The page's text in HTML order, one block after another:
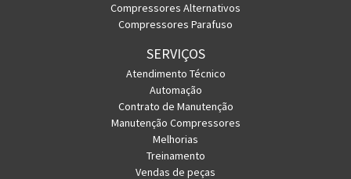
Compressores Alternativos
Compressores Parafuso
SERVIÇOS
Atendimento Técnico
Automação
Contrato de Manutenção
Manutenção Compressores
Melhorias
Treinamento
Vendas de peças